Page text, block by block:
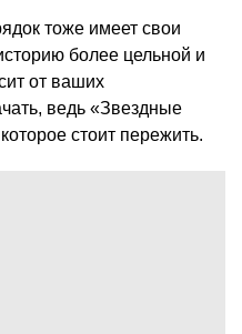
тоже имеет свои
более цельной и
от ваших
ведь «Звездные
стоит пережить.